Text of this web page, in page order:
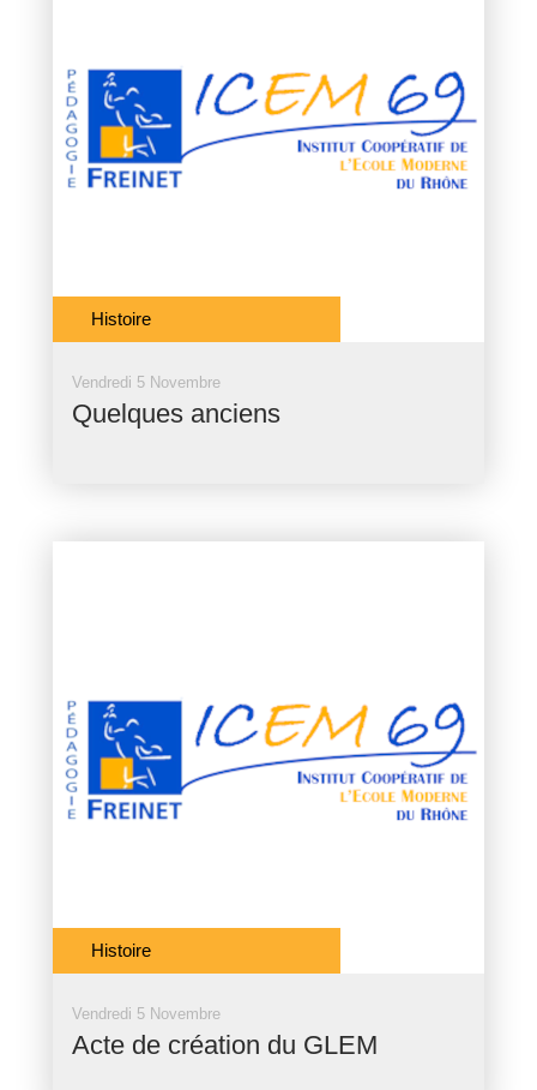
Histoire
Vendredi 5 Novembre
Quelques anciens
Histoire
Vendredi 5 Novembre
Acte de création du GLEM